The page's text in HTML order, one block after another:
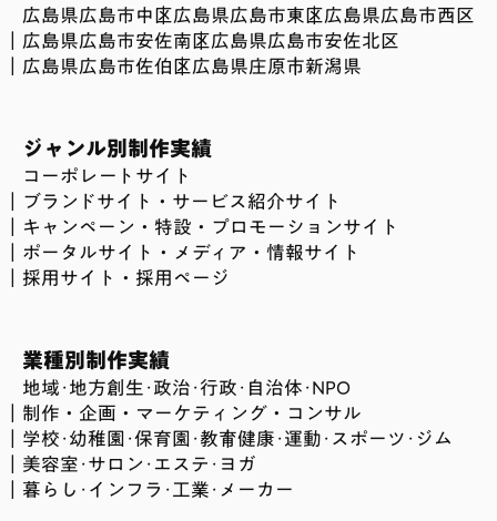
広島県広島市中区広島県広島市東区広島県広島市西区
広島県広島市安佐南区広島県広島市安佐北区
広島県広島市佐伯区広島県庄原市新潟県
ジャンル別制作実績
コーポレートサイト
ブランドサイト・サービス紹介サイト
キャンペーン・特設・プロモーションサイト
ポータルサイト・メディア・情報サイト
採用サイト・採用ページ
業種別制作実績
地域･地方創生･政治･行政･自治体･NPO
制作・企画・マーケティング・コンサル
学校･幼稚園･保育園･教育健康･運動･スポーツ･ジム
美容室･サロン･エステ･ヨガ
暮らし･インフラ･工業･メーカー